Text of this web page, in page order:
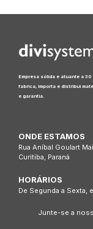
Empresa sólida e atuante a 30
fabrica, importa e distribui
e garantia.
ONDE ESTAMOS
Rua Aníbal Goulart
Curitiba, Paraná
HORÁRIOS
De Segunda a Sexta,
Junte-se a